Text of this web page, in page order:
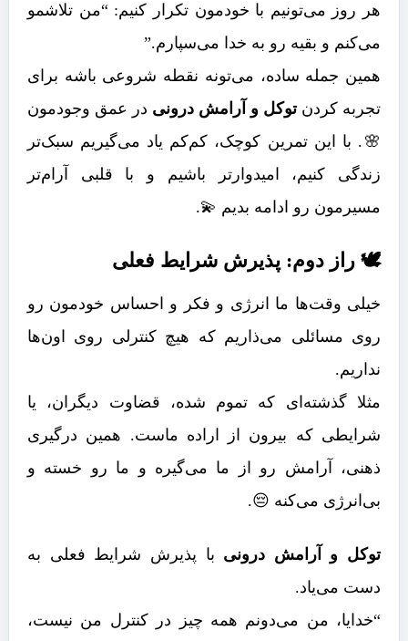
هر روز می‌تونیم با خودمون تکرار کنیم: “من تلاشمو
می‌کنم و بقیه رو به خدا می‌سپارم.”
همین جمله ساده، می‌تونه نقطه شروعی باشه برای
تجربه کردنتوکل و آرامش درونی در عمق وجودمون
🌸. با این تمرین کوچک، کم‌کم یاد می‌گیریم سبک‌تر
زندگی کنیم، امیدوارتر باشیم و با قلبی آرام‌تر
مسیرمون رو ادامه بدیم 💫.
🕊️ راز دوم: پذیرش شرایط فعلی
خیلی وقت‌ها ما انرژی و فکر و احساس خودمون رو
روی مسائلی می‌ذاریم که هیچ کنترلی روی اون‌ها
نداریم.
مثلا گذشته‌ای که تموم شده، قضاوت دیگران، یا
شرایطی که بیرون از اراده ماست. همین درگیری
ذهنی، آرامش رو از ما می‌گیره و ما رو خسته و
بی‌انرژی می‌کنه 😔.
توکل و آرامش درونی با پذیرش شرایط فعلی به
دست می‌یاد.
“خدایا، من می‌دونم همه چیز در کنترل من نیست،